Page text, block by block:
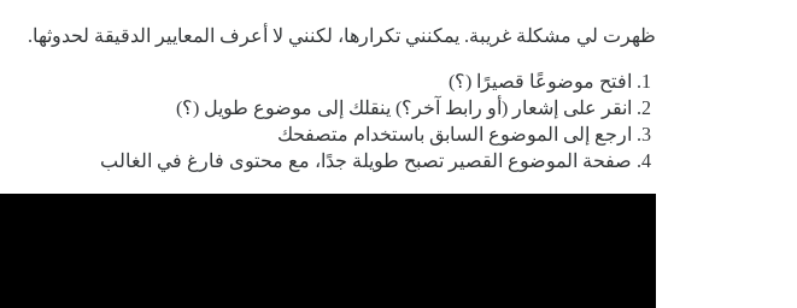
ظهرت لي مشكلة غريبة. يمكنني تكرارها، لكنني لا أعرف المعايير الدقيقة لحدوثها.
افتح موضوعًا قصيرًا (؟)
انقر على إشعار (أو رابط آخر؟) ينقلك إلى موضوع طويل (؟)
ارجع إلى الموضوع السابق باستخدام متصفحك
صفحة الموضوع القصير تصبح طويلة جدًا، مع محتوى فارغ في الغالب